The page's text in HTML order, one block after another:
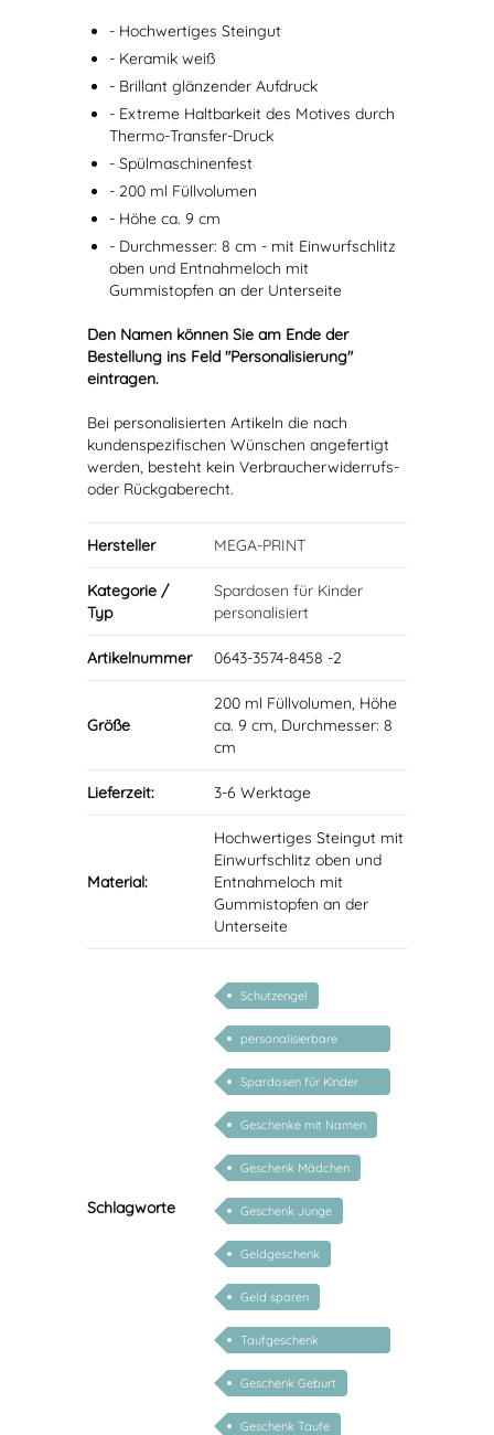
- Hochwertiges Steingut
- Keramik weiß
- Brillant glänzender Aufdruck
- Extreme Haltbarkeit des Motives durch
Thermo-Transfer-Druck
- Spülmaschinenfest
- 200 ml Füllvolumen
- Höhe ca. 9 cm
- Durchmesser: 8 cm - mit Einwurfschlitz
oben und Entnahmeloch mit
Gummistopfen an der Unterseite
Den Namen können Sie am Ende der
Bestellung ins Feld "Personalisierung"
eintragen.
Bei personalisierten Artikeln die nach
kundenspezifischen Wünschen angefertigt
werden, besteht kein Verbraucherwiderrufs-
oder Rückgaberecht.
Hersteller MEGA-PRINT
Kategorie /
Typ
Spardosen für Kinder
personalisiert
Artikelnummer 0643-3574-8458 -2
Größe
200 ml Füllvolumen, Höhe
ca. 9 cm, Durchmesser: 8
cm
Lieferzeit: 3-6 Werktage
Material:
Hochwertiges Steingut mit
Einwurfschlitz oben und
Entnahmeloch mit
Gummistopfen an der
Unterseite
Schlagworte
Schutzengel
personalisierbare
geschenke zur geburt
Spardosen für Kinder
personalisiert
Geschenke mit Namen
Geschenk Mädchen
Geschenk Junge
Geldgeschenk
Geld sparen
Taufgeschenk
personalisiert
Geschenk Geburt
Geschenk Taufe